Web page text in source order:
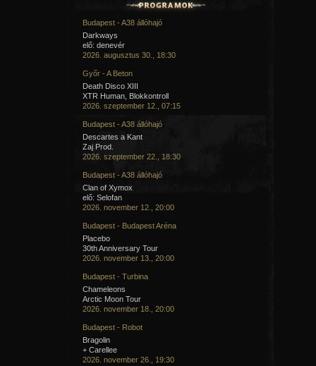
Budapest - A38 állóhajó
Darkways
elő: denevér
2026. augusztus 30., 18:30
Győr - A Beton
Death Disco XIII
XTR Human, Blokkontroll
2026. szeptember 12., 07:15
Budapest - A38 állóhajó
Descartes a Kant
Zaj Prod.
2026. szeptember 22., 18:30
Budapest - A38 állóhajó
Clan of Xymox
elő: Selofan
2026. november 12., 20:00
Budapest - Budapest Aréna
Placebo
30th Anniversary Tour
2026. november 13., 20:00
Budapest - Turbina
Chameleons
Arctic Moon Tour
2026. november 18., 20:00
Budapest - Robot
Bragolin
+ Carellee
2026. november 26., 19:30